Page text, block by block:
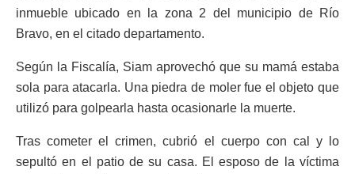
inmueble ubicado en la zona 2 del municipio de Río
Bravo, en el citado departamento.
Según la Fiscalía, Siam aprovechó que su mamá estaba
sola para atacarla. Una piedra de moler fue el objeto que
utilizó para golpearla hasta ocasionarle la muerte.
Tras cometer el crimen, cubrió el cuerpo con cal y lo
sepultó en el patio de su casa. El esposo de la víctima